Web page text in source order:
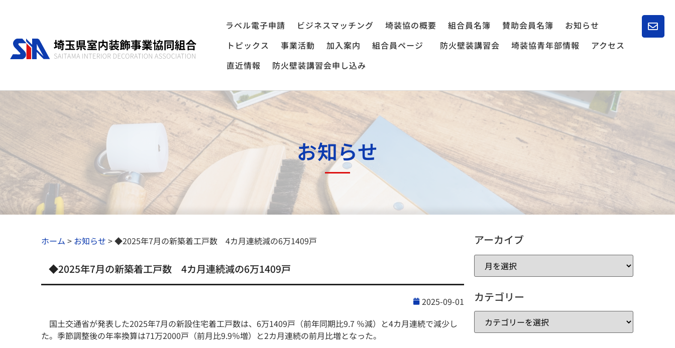
ラベル電子申請 ビジネスマッチング 埼装協の概要 組合員名簿 賛助会員名簿
お知らせ
トピックス
事業活動 加入案内 組合員ページ 防火壁装講習会 埼装協青年部情報
アクセス
直近情報
防火壁装講習会申し込み
お知らせ
ホーム > お知らせ >◆2025年7月の新築着工戸数 4カ月連続減の6万1409戸
◆2025年7月の新築着工戸数 4カ月連続減の6万1409戸
2025-09-01
国土交通省が発表した2025年7月の新設住宅着工戸数は、6万1409戸（前年同期比9.7 ％減）と4カ月連続で減少し
た。季節調整後の年率換算は71万2000戸（前月比9.9％増）と2カ月連続の前月比増となった。
アーカイブ
カテゴリー